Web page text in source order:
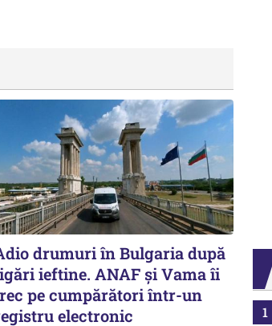
drumuri în Bulgaria după
ieftine. ANAF și Vama îi
pe cumpărători într-un
electronic